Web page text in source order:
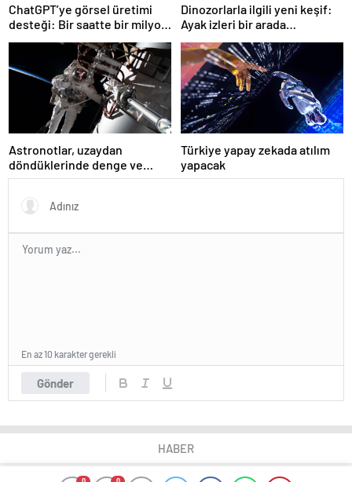
ChatGPT’ye görsel üretimi
desteği: Bir saatte bir milyon
Dinozorlarla ilgili yeni keşif:
Ayak izleri bir arada
Astronotlar, uzaydan
döndüklerinde denge ve
kemik kütlesinde sorun
Türkiye yapay zekada atılım
yapacak
Gönder
En az 10 karakter gerekli
HABER